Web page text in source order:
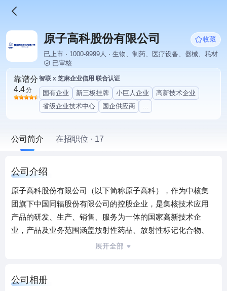
原子高科股份有限公司
收藏
已上市 · 1000-9999人 · 生物、制药、医疗设备、器械、耗材
已审核
靠谱分
4.4分
智联 x 芝麻企业信用 联合认证
国有企业 新三板挂牌 小巨人企业
高新技术企业
省级企业技术中心
国企供应商 ...
公司简介 在招职位 · 17
公司介绍
原子高科股份有限公司（以下简称原子高科），作为中核集
团旗下中国同辐股份有限公司的控股企业，是集核技术应用
产品的研发、生产、销售、服务为一体的国家高新技术企
业，产品及业务范围涵盖放射性药品、放射性标记化合物、
核医学服务、放射源、示踪剂、医疗器械等多个领域。
价值观，以客户为中心，不断改革创新，强化核心竞争力，
展开全部
公司相册